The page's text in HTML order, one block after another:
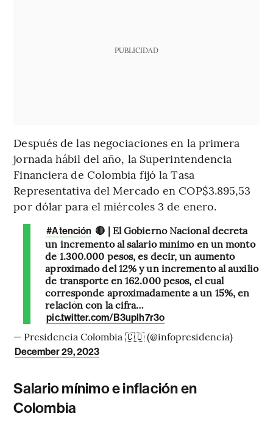
PUBLICIDAD
Después de las negociaciones en la primera
jornada hábil del año, la Superintendencia
Financiera de Colombia fijó la Tasa
Representativa del Mercado en COP$3.895,53
por dólar para el miércoles 3 de enero.
#Atención 🔴 | El Gobierno Nacional decreta
un incremento al salario mínimo en un monto
de 1.300.000 pesos, es decir, un aumento
aproximado del 12% y un incremento al auxilio
de transporte en 162.000 pesos, el cual
corresponde aproximadamente a un 15%, en
relación con la cifra…
pic.twitter.com/B3uplh7r3o
— Presidencia Colombia 🇨🇴 (@infopresidencia)
December 29, 2023
Salario mínimo e inflación en
Colombia